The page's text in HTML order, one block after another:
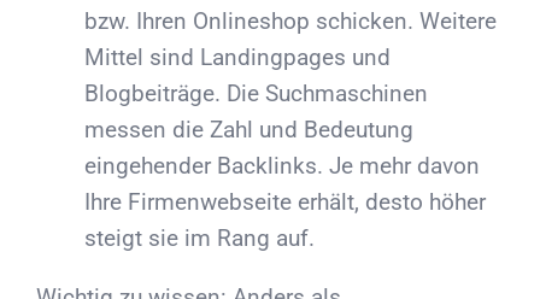
bzw. Ihren Onlineshop schicken. Weitere
Mittel sind Landingpages und
Blogbeiträge. Die Suchmaschinen
messen die Zahl und Bedeutung
eingehender Backlinks. Je mehr davon
Ihre Firmenwebseite erhält, desto höher
steigt sie im Rang auf.